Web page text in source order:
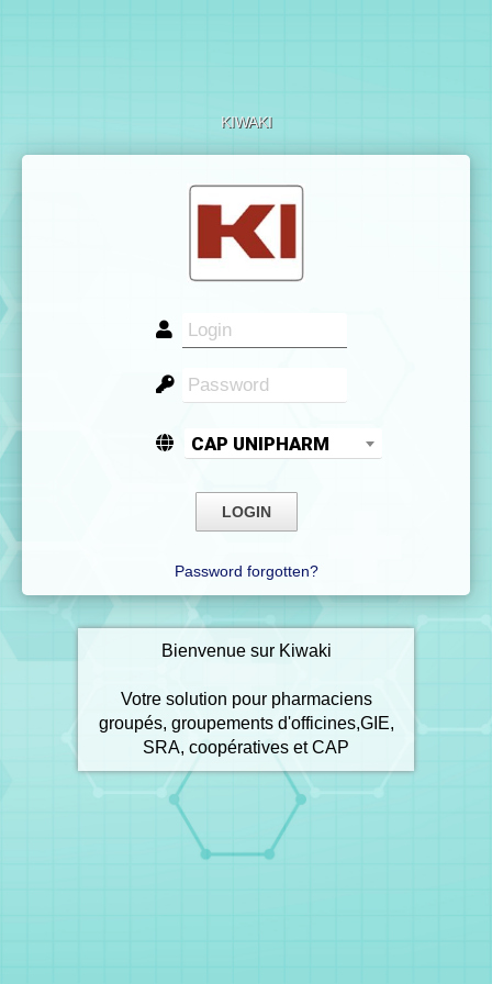
KIWAKI
CAP UNIPHARM
Password forgotten?
Bienvenue sur Kiwaki
Votre solution pour pharmaciens
groupés, groupements d'officines,GIE,
SRA, coopératives et CAP